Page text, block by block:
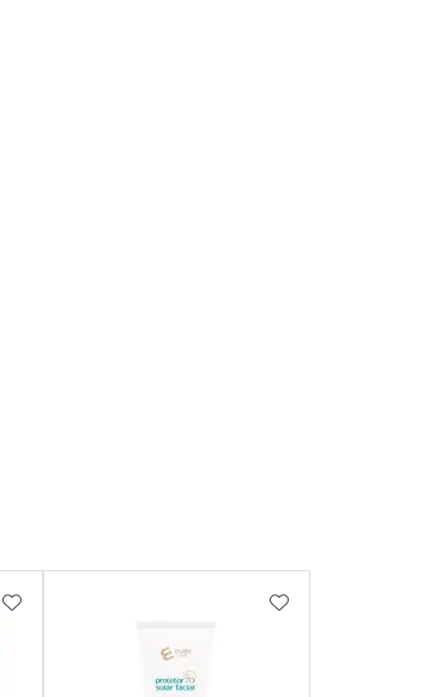
ADICIONAR AOS FAVORITOSADICIONAR AOS